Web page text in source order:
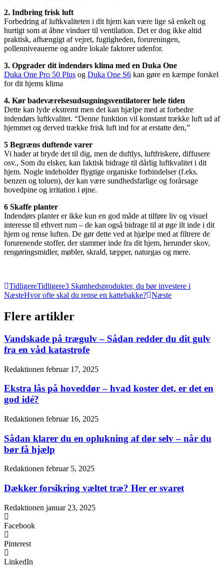
2. Indbring frisk luft
Forbedring af luftkvaliteten i dit hjem kan være lige så enkelt og
hurtigt som at åbne vinduer til ventilation. Det er dog ikke altid
praktisk, afhængigt af vejret, fugtigheden, forureningen,
pollenniveauerne og andre lokale faktorer udenfor.
3. Opgrader dit indendørs klima med en Duka One
Duka One Pro 50 Plus og Duka One S6 kan gøre en kæmpe forskel
for dit hjems klima
4. Kør badeværelsesudsugningsventilatorer hele tiden
Dette kan lyde ekstremt men det kan hjælpe med at forbedre
indendørs luftkvalitet. “Denne funktion vil konstant trække luft ud af
hjemmet og derved trække frisk luft ind for at erstatte den,”
5 Begræns duftende varer
Vi hader at bryde det til dig, men de duftlys, luftfriskere, diffusere
osv., Som du elsker, kan faktisk bidrage til dårlig luftkvalitet i dit
hjem. Nogle indeholder flygtige organiske forbindelser (f.eks.
benzen og toluen), der kan være sundhedsfarlige og forårsage
hovedpine og irritation i øjne.
6 Skaffe planter
Indendørs planter er ikke kun en god måde at tilføre liv og visuel
interesse til ethvert rum – de kan også bidrage til at øge ilt inde i dit
hjem og rense luften. De gør dette ved at hjælpe med at filtrere de
forurenende stoffer, der stammer inde fra dit hjem, herunder skov,
rengøringsmidler, møbler, skrald, tæpper, naturgas og mere.
TidligereTidligere3 Skønhedsprodukter, du bør investere i
NæsteHvor ofte skal du rense en kattebakke? Næste
Flere artikler
Vandskade på trægulv – Sådan redder du dit gulv
fra en våd katastrofe
Redaktionen februar 17, 2025
Ekstra lås på hoveddør – hvad koster det, er det en
god idé?
Redaktionen februar 16, 2025
Sådan klarer du en oplukning af dør selv – når du
bør få hjælp
Redaktionen februar 5, 2025
Dækker forsikring væltet træ? Her er svaret
Redaktionen januar 23, 2025
Facebook
Pinterest
LinkedIn